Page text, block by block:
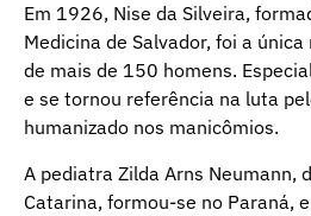
Em 1926, Nise da Silveira,
Medicina de Salvador, foi a
de mais de 150 homens.
e se tornou referência na luta
humanizado nos manicômios.
A pediatra Zilda Arns Neumann,
Catarina, formou-se no Paraná,